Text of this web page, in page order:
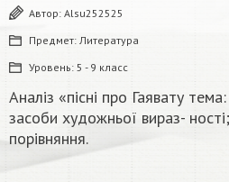
Автор: Alsu252525
Предмет: Литература
Уровень: 5 - 9 класс
Аналіз «пісні про Гаявату
засоби художньої вираз-
порівняння.​